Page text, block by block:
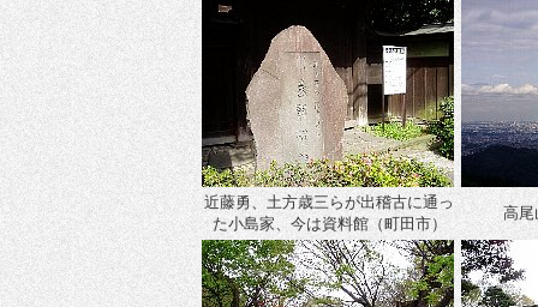
近藤勇、土方歳三らが出稽古に通っ
た小島家、今は資料館（町田市）
高尾